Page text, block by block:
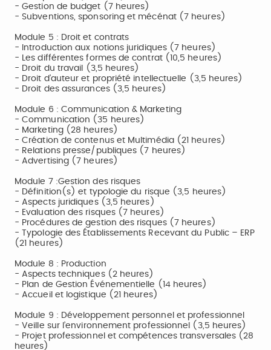
- Gestion de budget (7 heures)
- Subventions, sponsoring et mécénat (7 heures)
Module 5 : Droit et contrats
- Introduction aux notions juridiques (7 heures)
- Les différentes formes de contrat (10,5 heures)
- Droit du travail (3,5 heures)
- Droit d’auteur et propriété intellectuelle (3,5 heures)
- Droit des assurances (3,5 heures)
Module 6 : Communication & Marketing
- Communication (35 heures)
- Marketing (28 heures)
- Création de contenus et Multimédia (21 heures)
- Relations presse/publiques (7 heures)
- Advertising (7 heures)
Module 7 :Gestion des risques
- Définition(s) et typologie du risque (3,5 heures)
- Aspects juridiques (3,5 heures)
- Evaluation des risques (7 heures)
- Procédures de gestion des risques (7 heures)
- Typologie des Établissements Recevant du Public – ERP
(21 heures)
Module 8 : Production
- Aspects techniques (2 heures)
- Plan de Gestion Événementielle (14 heures)
- Accueil et logistique (21 heures)
Module 9 : Développement personnel et professionnel
- Veille sur l’environnement professionnel (3,5 heures)
- Projet professionnel et compétences transversales (28
heures)